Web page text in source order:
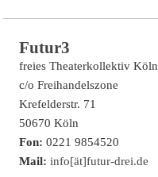
Futur3
freies Theaterkollektiv Köln
c/o Freihandelszone
Krefelderstr. 71
50670 Köln
Fon:0221 9854520
Mail:info[ät]futur-drei.de